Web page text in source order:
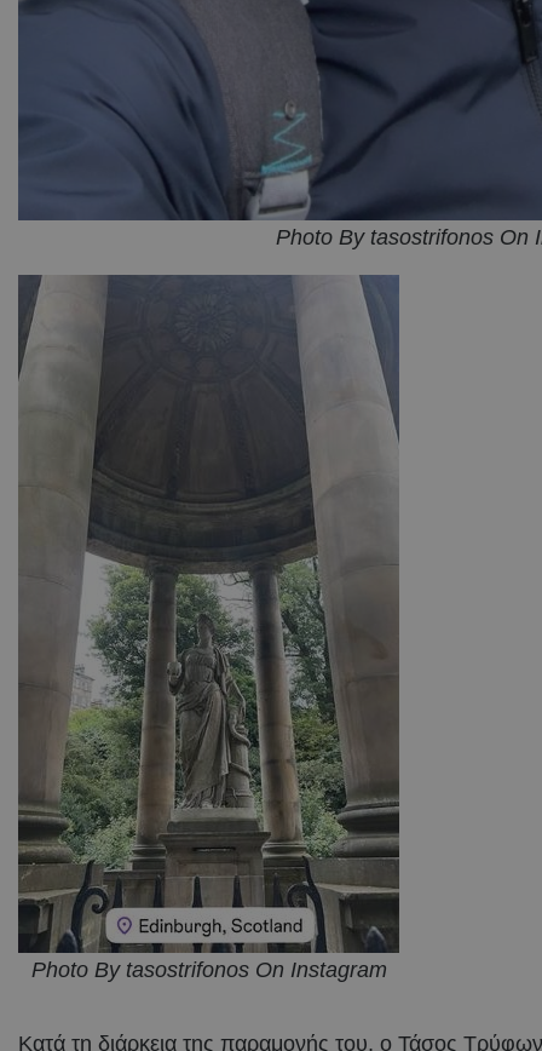
Photo By tasostrifonos On
Photo By tasostrifonos On Instagram
Κατά τη διάρκεια της παραμονής του, ο Τάσος